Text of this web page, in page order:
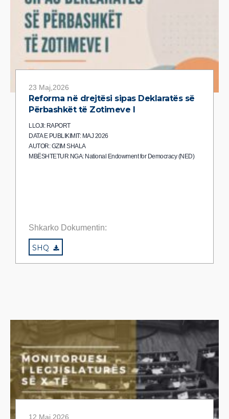
23 Maj,2026
Reforma në drejtësi sipas Deklaratës së
Përbashkët të Zotimeve I
LLOJI: RAPORT
DATA E PUBLIKIMIT: MAJ 2026
AUTOR: GZIM SHALA
MBËSHTETUR NGA: National Endowment for Democracy (NED)
Shkarko Dokumentin:
SHQ
12 Maj,2026